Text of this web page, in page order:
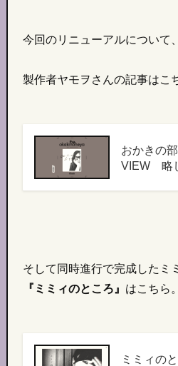
今回のリニューアルについて、
製作者ヤモヲさんの記事はこ
おかきの
VIEW 略
そして同時進行で完成したミ
『ミミィのところ』 はこちら。
ミミィの